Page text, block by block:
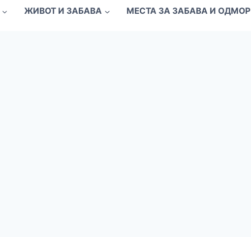
ЖИВОТ И ЗАБАВА МЕСТА ЗА ЗАБАВА И ОДМОР